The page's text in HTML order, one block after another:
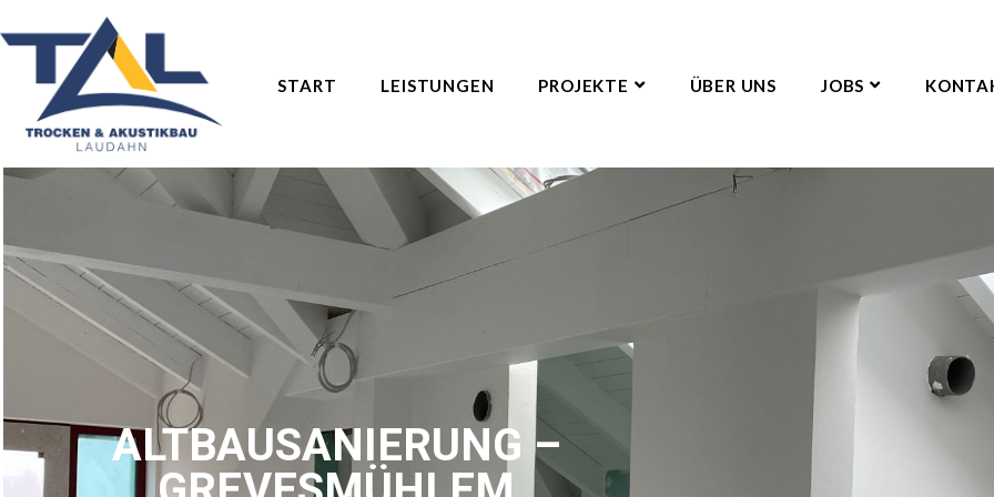
START LEISTUNGEN PROJEKTE ÜBER UNS JOBS
ALTBAUSANIERUNG –